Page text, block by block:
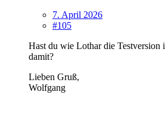
7. April 2026
#105
Hast du wie Lothar die Testversion
damit?
Lieben Gruß,
Wolfgang